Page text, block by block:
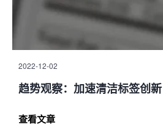
2022-12-02
趋势观察：加速清洁标签创新
查看文章